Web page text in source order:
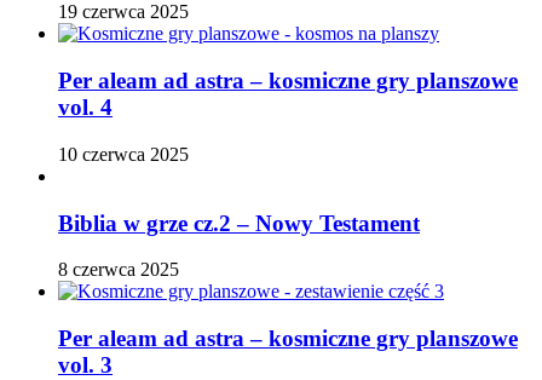
19 czerwca 2025
Per aleam ad astra – kosmiczne gry planszowe
vol. 4
10 czerwca 2025
Biblia w grze cz.2 – Nowy Testament
8 czerwca 2025
Per aleam ad astra – kosmiczne gry planszowe
vol. 3